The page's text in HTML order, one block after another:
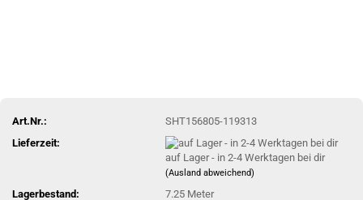
Art.Nr.:
SHT156805-119313
Lieferzeit:
auf Lager - in 2-4 Werktagen bei dir
(Ausland abweichend)
Lagerbestand: 7.25 Meter